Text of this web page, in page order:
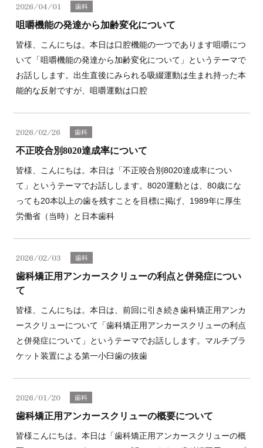
2026/04/01 歯科
咀嚼機能の発達から加齢変化について
皆様、こんにちは。本日は口腔機能の一つであります咀嚼につ
いて「咀嚼機能の発達から加齢変化について」というテーマで
お話しします。出生直後にみられる吸綴運動は生まれ持った本
能的な反射ですが、咀嚼運動は口腔
2026/02/26 歯科
不正咬合別8020達成率について
皆様、こんにちは。本日は「不正咬合別8020達成率につい
て」というテーマでお話しします。8020運動とは、80歳にな
っても20本以上の歯を残すことを目標に掲げ、1989年に厚生
労働省（当時）と日本歯科
2026/02/03 歯科
歯科矯正用アンカースクリューの利点と併発症につい
て
皆様、こんにちは。本日は、前回に引き続き歯科矯正用アンカ
ースクリューについて「歯科矯正用アンカースクリューの利点
と併発症について」というテーマでお話しします。マルチブラ
ケット装置による第一小臼歯の抜歯
2026/01/20 歯科
歯科矯正用アンカースクリューの概要について
皆様こんにちは。本日は「歯科矯正用アンカースクリューの概